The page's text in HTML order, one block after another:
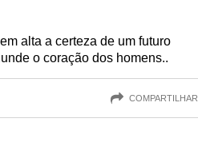
alta a certeza de um futuro
o coração dos homens..
COMPARTILHAR